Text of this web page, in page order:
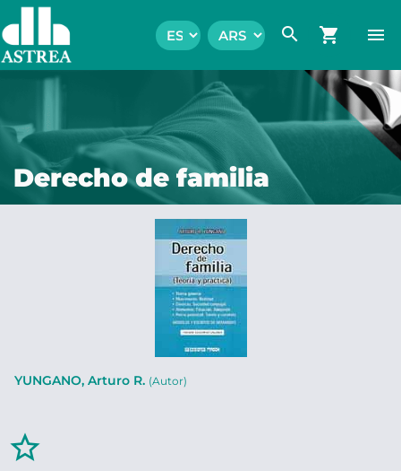
search shopping_cart menu
Derecho de familia
YUNGANO, Arturo R. (Autor)
star_border